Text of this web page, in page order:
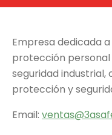
Empresa dedicada
protección personal
seguridad
protección y
Email: v